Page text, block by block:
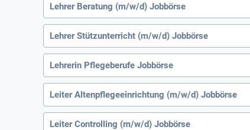
Lehrer Beratung (m/w/d) Jobbörse
Lehrer Stützunterricht (m/w/d) Jobbörse
Lehrerin Pflegeberufe Jobbörse
Leiter Altenpflegeeinrichtung (m/w/d) Jobbörse
Leiter Controlling (m/w/d) Jobbörse